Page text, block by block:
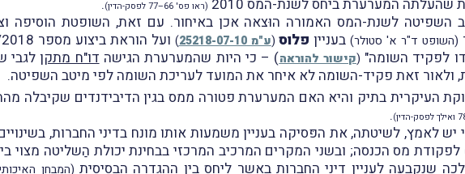
המערערת ביחס לשנת-המס 2010
(ראו פס' 66–77 לפסק-הדין)
.
השפיטה לשנת-המס האמורה הוּצאה אכן באיחור. עם זאת, השופטת הוסיפה
(השופט ד"ר א' סטולר)בעניין פלוס (ע"מ 25218-07-10 )
לפקיד השומה" (קישור להוראה) – כי היות שהמערערת הגישה דו"ח מתקןלגבי
ולאור זאת פקיד-השומה לא איחר את המועד לעריכת השומה לפי מיטב השפיטה.
העיקרית בתיק והיא האם המערערת פטורה ממס בגין הדיבידנדים שקיבלה
.
לאמץ, לשיטתה, את הפּסיקה בעניין משמעות אותו מונח בדיני החברות,
המונח "שליטה" לעניין הוראות סעיף 9(2) לפקודת מס הכנסה; ובשני המקרים המרכיב המרכזי בבחינת יכולת
שנקבעה לעניין דיני החברות באשר ליחס בין ההגדרה הבסיסית (המבחן